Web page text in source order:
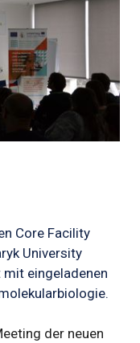
Core Facility
University
eingeladenen
der neuen